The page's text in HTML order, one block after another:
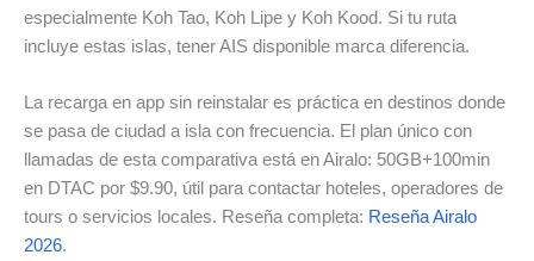
especialmente Koh Tao, Koh Lipe y Koh Kood. Si tu ruta
incluye estas islas, tener AIS disponible marca diferencia.
La recarga en app sin reinstalar es práctica en destinos donde
se pasa de ciudad a isla con frecuencia. El plan único con
llamadas de esta comparativa está en Airalo: 50GB+100min
en DTAC por $9.90, útil para contactar hoteles, operadores de
tours o servicios locales. Reseña completa: Reseña Airalo
2026.